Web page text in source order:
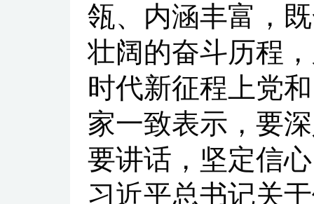
瓴、内涵丰富，
壮阔的奋斗历程
时代新征程上党
家一致表示，要
要讲话，坚定信
习近平总书记关